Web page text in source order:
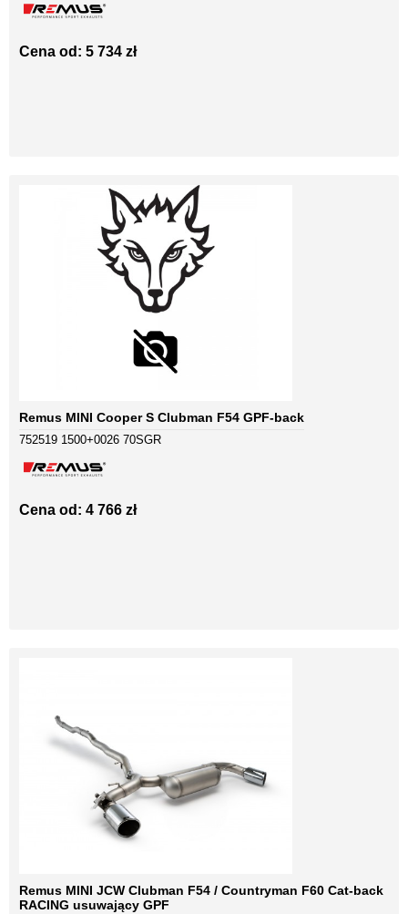
Cena od: 5 734 zł
Remus MINI Cooper S Clubman F54 GPF-back
752519 1500+0026 70SGR
Cena od: 4 766 zł
Remus MINI JCW Clubman F54 / Countryman F60 Cat-back
RACING usuwający GPF